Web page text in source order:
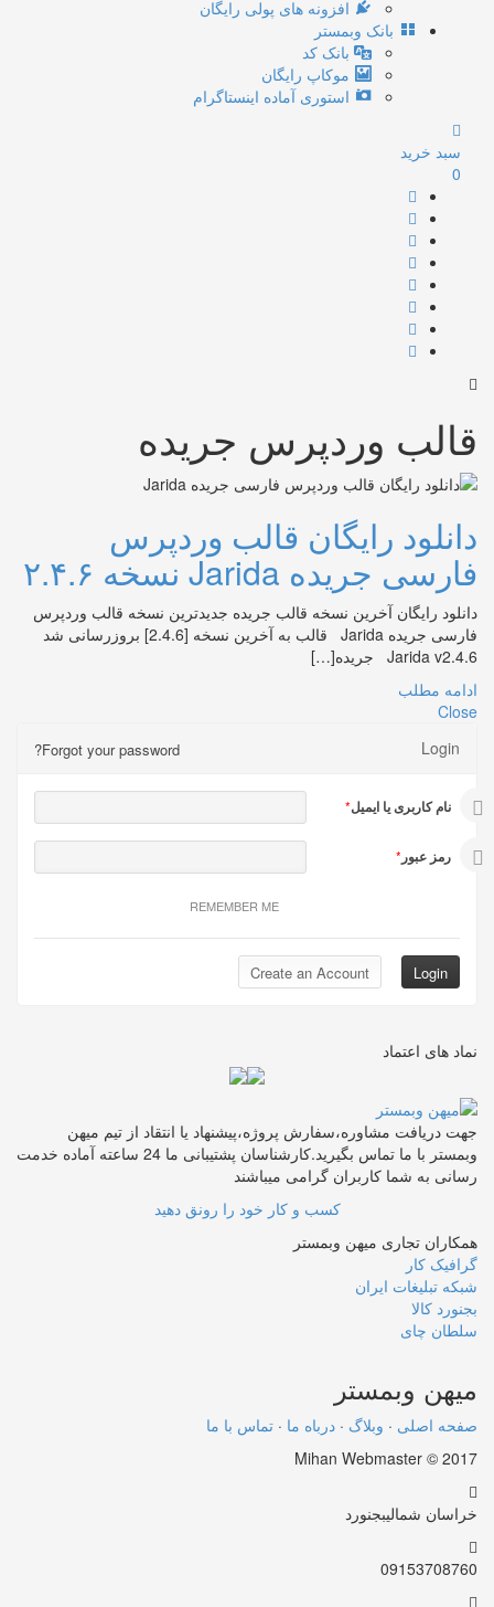
افزونه های پولی رایگان
بانک وبمستر
بانک کد
موکاپ رایگان
استوری آماده اینستاگرام
سبد خرید
0
قالب وردپرس جريده
دانلود رایگان قالب وردپرس
فارسی جریده Jarida نسخه ۲.۴.۶
دانلود رایگان آخرین نسخه قالب جریده جدیدترین نسخه قالب وردپرس
فارسی جریده Jarida قالب به آخرین نسخه [2.4.6] بروزرسانی شد
Jarida v2.4.6 جریده[…]
ادامه مطلب
Close
Login
Forgot your password?
نام کاربری یا ایمیل*
رمز عبور *
REMEMBER ME
نماد های اعتماد
جهت دریافت مشاوره،سفارش پروژه،پیشنهاد یا انتقاد از تیم میهن
وبمستر با ما تماس بگیرید.کارشناسان پشتیبانی ما 24 ساعته آماده خدمت
رسانی به شما کاربران گرامی میباشند
کسب و کار خود را رونق دهید
همکاران تجاری میهن وبمستر
گرافیک کار
شبکه تبلیغات ایران
بجنورد کالا
سلطان چای
میهن وبمستر
صفحه اصلی · وبلاگ · درباه ما · تماس با ما
Mihan Webmaster © 2017
خراسان شمالیبجنورد
09153708760